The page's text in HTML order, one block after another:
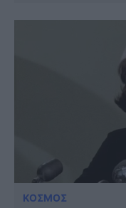
ΚΟΣΜΟΣ